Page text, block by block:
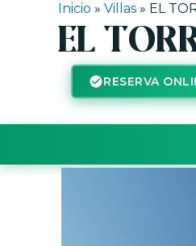
Inicio » Villas » EL
EL
RESERVA